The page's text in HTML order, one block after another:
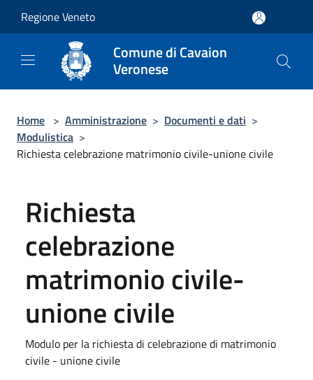
Regione Veneto
Comune di Cavaion
Veronese
Home > Amministrazione > Documenti e dati >
Modulistica >
Richiesta celebrazione matrimonio civile-unione civile
Richiesta
celebrazione
matrimonio civile-
unione civile
Modulo per la richiesta di celebrazione di matrimonio
civile - unione civile